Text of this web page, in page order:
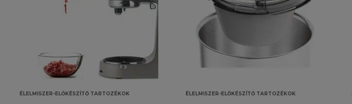
ÉLELMISZER-ELŐKÉSZÍTŐ TARTOZÉKOK ÉLELMISZER-ELŐKÉSZÍTŐ TARTOZÉKOK